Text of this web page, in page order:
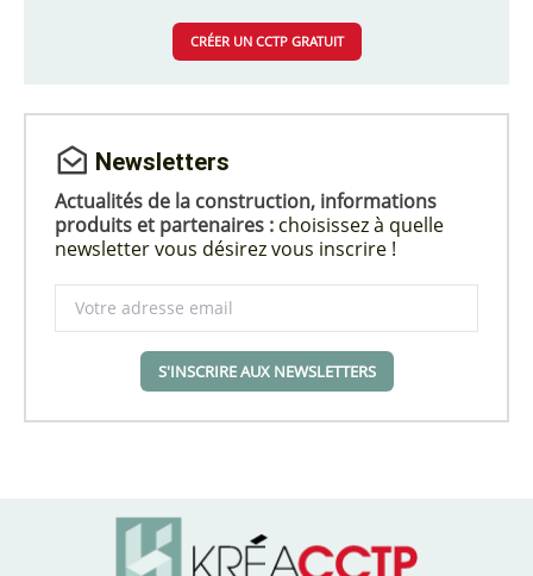
CRÉER UN CCTP GRATUIT
Newsletters
Actualités de la construction, informations
produits et partenaires : choisissez à quelle
newsletter vous désirez vous inscrire !
S'INSCRIRE AUX NEWSLETTERS